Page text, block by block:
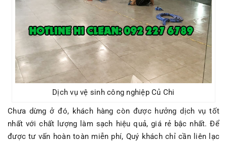
Dịch vụ vệ sinh công nghiệp Củ Chi
Chưa dừng ở đó, khách hàng còn được hưởng dịch vụ tốt
nhất với chất lượng làm sạch hiệu quả, giá rẻ bậc nhất. Để
được tư vấn hoàn toàn miễn phí, Quý khách chỉ cần liên lạc